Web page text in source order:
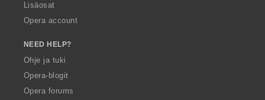
Lisäosat
Opera account
NEED HELP?
Ohje ja tuki
Opera-blogit
Opera forums